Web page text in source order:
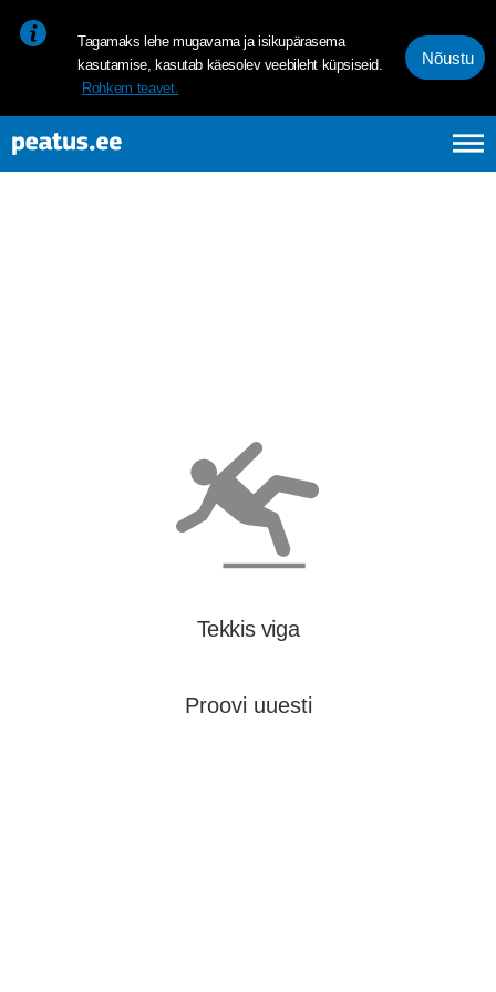
Tagamaks lehe mugavama ja isikupärasema
kasutamise, kasutab käesolev veebileht küpsiseid.
Rohkem teavet.
Nõustu
Tekkis viga
Proovi uuesti